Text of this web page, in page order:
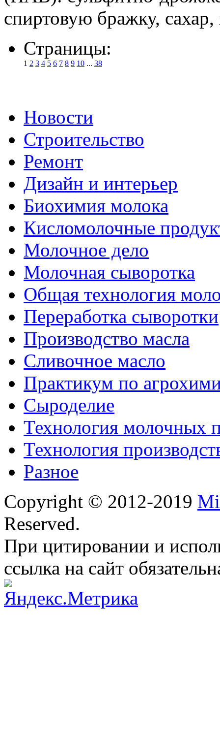
спиртовую бражку,
Страницы:
1 2 3 4 5 6 7 8 9 10 ... 38
Новости
Строительство
Ремонт
Дизайн и интерьер
Биохимия молока
Кисломолочные
Молочное дело
Молочная сыворотка
Общая технология
Переработка сыворотки
Производство масла
Сливочное масло
Практикум по
Сыроделие
Технология молочных
Технология
Разное
Copyright © 2012-2019
Reserved.
При цитировании и
ссылка на сайт